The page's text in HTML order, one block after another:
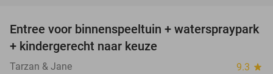
40%
Entree voor binnenspeeltuin + waterspraypark
+ kindergerecht naar keuze
Tarzan & Jane 9.3 star